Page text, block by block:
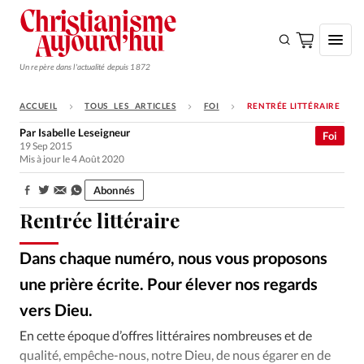
Un repère dans l'actualité depuis 1872
S'ABONNER
Monde
Opinions
Faire un don
Emploi
Se connecter
ACCUEIL TOUS LES ARTICLES FOI RENTRÉE LITTÉRAIRE
Rentrée littéraire
Dans chaque numéro, nous vous proposons
une prière écrite. Pour élever nos regards
vers Dieu.
Foi
Par Isabelle Leseigneur
19 Sep 2015
Mis à jour le 4 Août 2020
Partager: Abonnés
En cette époque d’offres littéraires nombreuses et de
qualité, empêche-nous, notre Dieu, de nous égarer en de